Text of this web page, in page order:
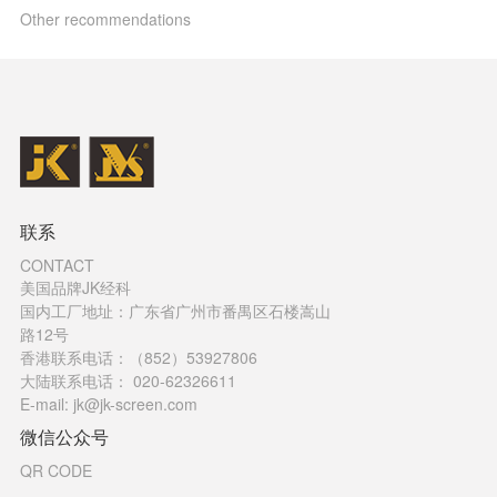
Other recommendations
联系
CONTACT
美国品牌JK经科
国内工厂地址：广东省广州市番禺区石楼嵩山
路12号
香港联系电话：（852）53927806
大陆联系电话： 020-62326611
E-mail: jk@jk-screen.com
微信公众号
QR CODE